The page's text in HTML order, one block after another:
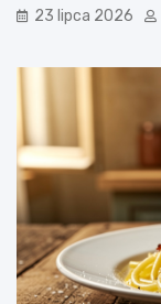
23 lipca 2026